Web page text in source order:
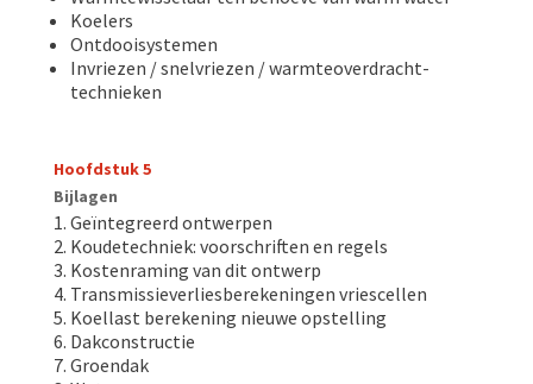
Koelers
Ontdooisystemen
Invriezen / snelvriezen / warmteoverdracht-
technieken
Hoofdstuk 5
Bijlagen
Geïntegreerd ontwerpen
Koudetechniek: voorschriften en regels
Kostenraming van dit ontwerp
Transmissieverliesberekeningen vriescellen
Koellast berekening nieuwe opstelling
Dakconstructie
Groendak